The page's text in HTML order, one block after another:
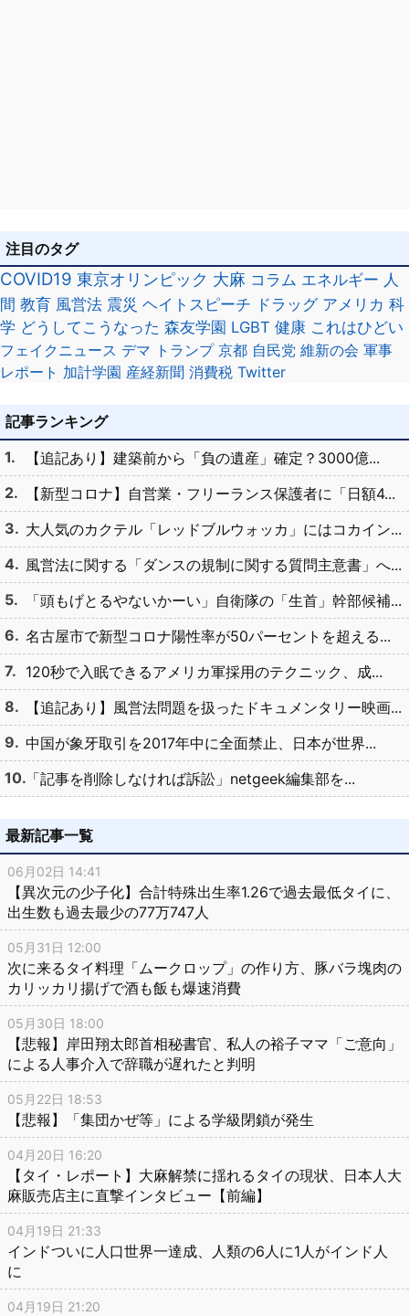
注目のタグ
COVID19 東京オリンピック 大麻 コラム エネルギー 人
間 教育 風営法 震災 ヘイトスピーチ ドラッグ アメリカ 科
学 どうしてこうなった 森友学園 LGBT 健康 これはひどい
フェイクニュース デマ トランプ 京都 自民党 維新の会 軍事
レポート 加計学園 産経新聞 消費税 Twitter
記事ランキング
【追記あり】建築前から「負の遺産」確定？3000億...
【新型コロナ】自営業・フリーランス保護者に「日額4...
大人気のカクテル「レッドブルウォッカ」にはコカイン...
風営法に関する「ダンスの規制に関する質問主意書」へ...
「頭もげとるやないかーい」自衛隊の「生首」幹部候補...
名古屋市で新型コロナ陽性率が50パーセントを超える...
120秒で入眠できるアメリカ軍採用のテクニック、成...
【追記あり】風営法問題を扱ったドキュメンタリー映画...
中国が象牙取引を2017年中に全面禁止、日本が世界...
「記事を削除しなければ訴訟」netgeek編集部を...
最新記事一覧
06月02日 14:41
【異次元の少子化】合計特殊出生率1.26で過去最低タイに、
出生数も過去最少の77万747人
05月31日 12:00
次に来るタイ料理「ムークロップ」の作り方、豚バラ塊肉の
カリッカリ揚げで酒も飯も爆速消費
05月30日 18:00
【悲報】岸田翔太郎首相秘書官、私人の裕子ママ「ご意向」
による人事介入で辞職が遅れたと判明
05月22日 18:53
【悲報】「集団かぜ等」による学級閉鎖が発生
04月20日 16:20
【タイ・レポート】大麻解禁に揺れるタイの現状、日本人大
麻販売店主に直撃インタビュー【前編】
04月19日 21:33
インドついに人口世界一達成、人類の6人に1人がインド人
に
04月19日 21:20